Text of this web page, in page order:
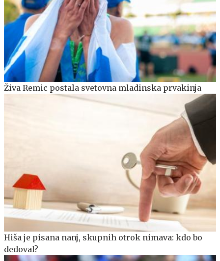
Živa Remic postala svetovna mladinska prvakinja
Hiša je pisana nanj, skupnih otrok nimava: kdo bo
dedoval?